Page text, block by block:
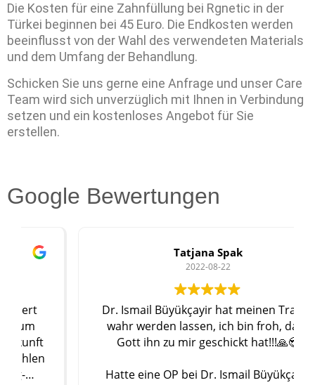
​​Die Kosten für eine Zahnfüllung bei Rgnetic in der
Türkei beginnen bei 45 Euro. Die Endkosten werden
beeinflusst von der Wahl des verwendeten Materials
und dem Umfang der Behandlung.
Schicken Sie uns gerne eine Anfrage und unser Care
Team wird sich unverzüglich mit Ihnen in Verbindung
setzen und ein kostenloses Angebot für Sie
erstellen.
Google Bewertungen
Tatjana Spak
Dr. Ismail Büyükçayir hat meinen Traum
wahr werden lassen, ich bin froh, dass
Gott ihn zu mir geschickt hat!!!🙏😍
Hatte eine OP bei Dr. Ismail Büyükçayir